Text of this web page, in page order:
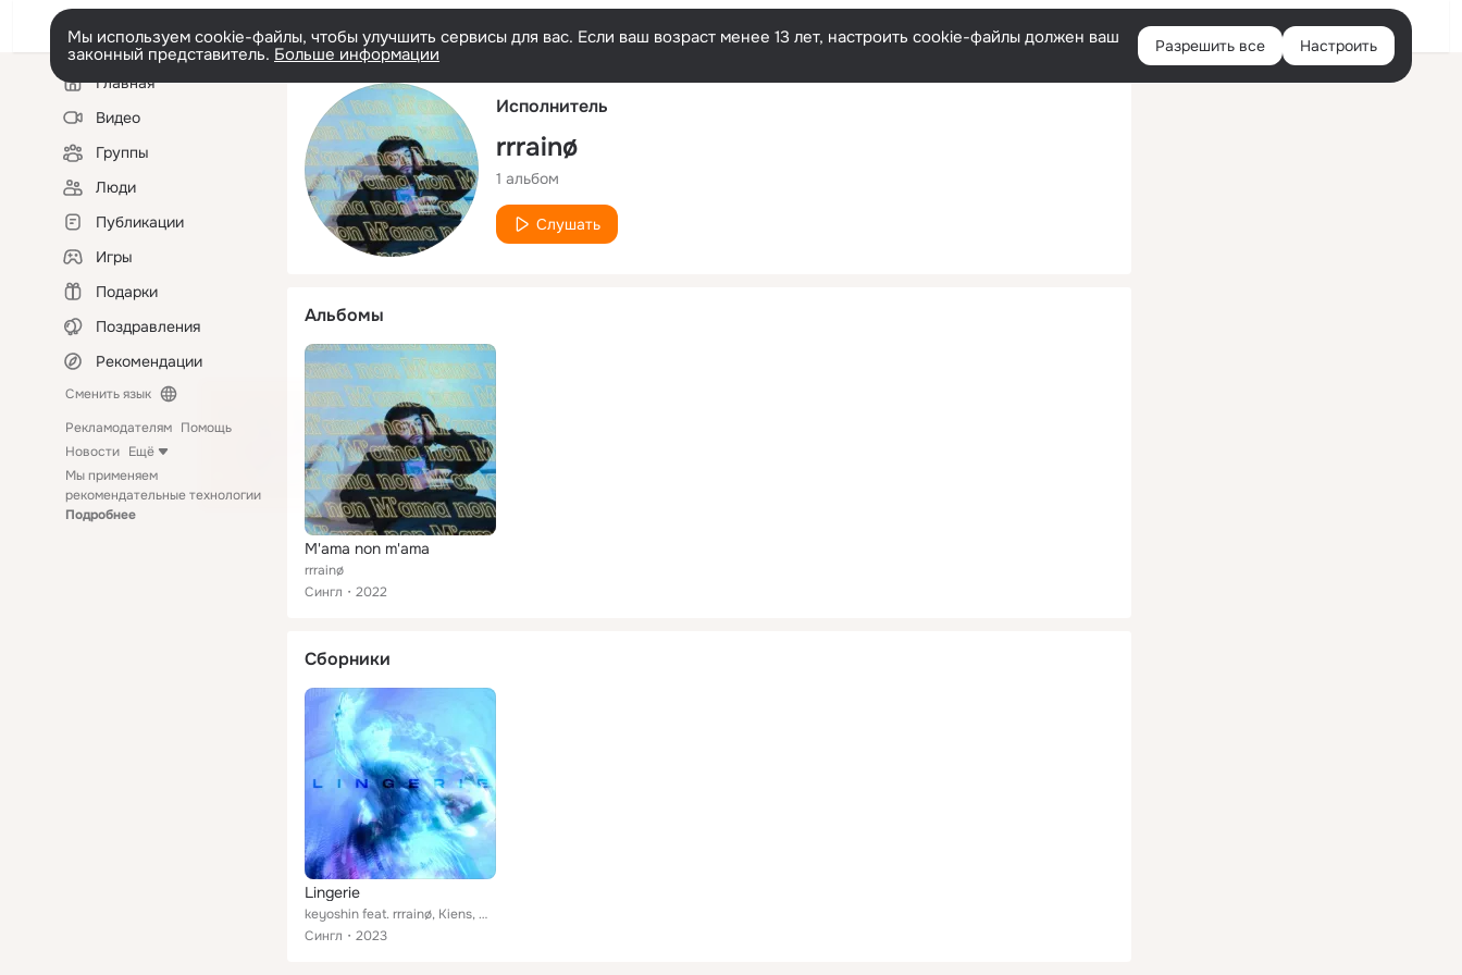
Русский Войти
Мы используем cookie-файлы, чтобы улучшить сервисы для вас. Если ваш возраст менее 13 лет, настроить cookie-файлы должен ваш
законный представитель. Больше информации Разрешить все Настроить
Левая
колонкаГлавная
Видео
Группы
Люди
Публикации
Игры
Подарки
Поздравления
Рекомендации
Сменить язык
Рекламодателям Помощь
Новости Ещё
Мы применяем
рекомендательные технологии
Подробнее
Исполнитель
rrrainø
1 альбом
Слушать
Альбомы
M'ama non m'ama
rrrainø
Сингл
2022
Сборники
Lingerie
keyoshin feat. rrrainø, Kiens, Mati Shelby, Gray
Сингл
2023